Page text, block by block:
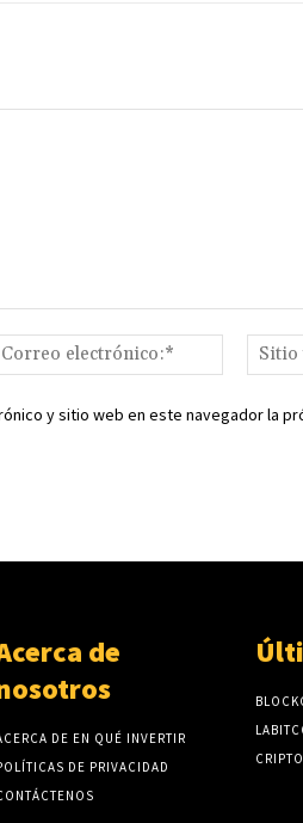
Correo
y sitio web en este navegador la
de
DE EN QUÉ INVERTIR
DE PRIVACIDAD